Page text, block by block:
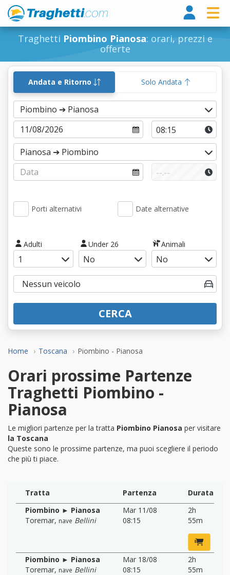
Traghetti Piombino Pianosa: orari, prezzi e
offerte
Home Toscana Piombino - Pianosa
Andata e Ritorno Solo Andata
Porti alternativi Date alternative
Adulti Under 26 Animali
CERCA
Orari prossime Partenze
Traghetti Piombino -
Pianosa
Le migliori partenze per la tratta Piombino Pianosa per visitare
la Toscana
Queste sono le prossime partenze, ma puoi scegliere il periodo
che più ti piace.
Tratta Partenza
Durata
Piombino ► Pianosa
Toremar, nave Bellini
Mar 11/08
08:15
2h
55m
Piombino ► Pianosa
Toremar, nave Bellini
Mar 18/08
08:15
2h
55m